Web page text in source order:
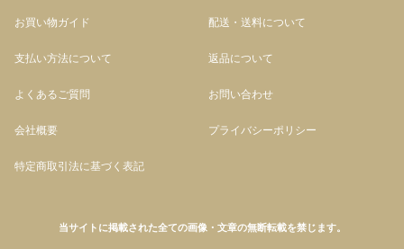
お買い物ガイド 配送・送料について
支払い方法について 返品について
よくあるご質問 お問い合わせ
会社概要 プライバシーポリシー
特定商取引法に基づく表記
当サイトに掲載された全ての画像・文章の無断転載を禁じます。